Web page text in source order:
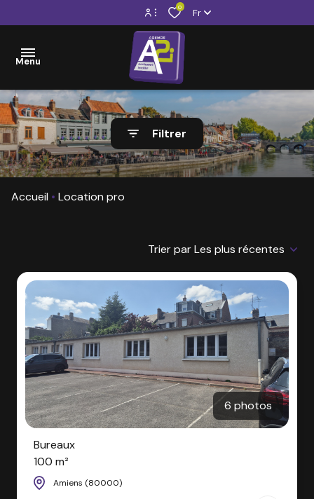
Espace propriétaire
Espace locataire
0 Fr
Menu
VENTE
LOCATION
VISITES
VIRTUELLES
VENTE
LOCATION
Filtrer
Accueil Location pro
Trier par Les plus récentes
6 photos
Bureaux
100 m²
Amiens (80000)